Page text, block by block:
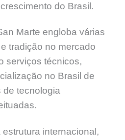
do Brasil.
Marte engloba várias
tradição no mercado
serviços técnicos,
no Brasil de
de tecnologia
internacional,